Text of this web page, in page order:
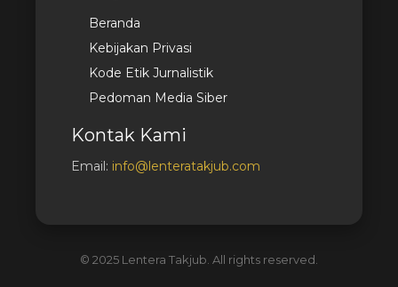
Beranda
Kebijakan Privasi
Kode Etik Jurnalistik
Pedoman Media Siber
Kontak Kami
Email: info@lenteratakjub.com
© 2025 Lentera Takjub. All rights reserved.